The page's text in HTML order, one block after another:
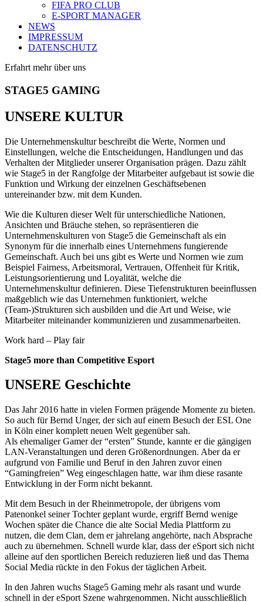
FIFA PRO CLUB
E-SPORT MANAGER
NEWS
IMPRESSUM
DATENSCHUTZ
Erfahrt mehr über uns
STAGE5 GAMING
UNSERE KULTUR
Die Unternehmenskultur beschreibt die Werte, Normen und
Einstellungen, welche die Entscheidungen, Handlungen und das
Verhalten der Mitglieder unserer Organisation prägen. Dazu zählt
wie Stage5 in der Rangfolge der Mitarbeiter aufgebaut ist sowie die
Funktion und Wirkung der einzelnen Geschäftsebenen
untereinander bzw. mit dem Kunden.
Wie die Kulturen dieser Welt für unterschiedliche Nationen,
Ansichten und Bräuche stehen, so repräsentieren die
Unternehmenskulturen von Stage5 die Gemeinschaft als ein
Synonym für die innerhalb eines Unternehmens fungierende
Gemeinschaft. Auch bei uns gibt es Werte und Normen wie zum
Beispiel Fairness, Arbeitsmoral, Vertrauen, Offenheit für Kritik,
Leistungsorientierung und Loyalität, welche die
Unternehmenskultur definieren. Diese Tiefenstrukturen beeinflussen
maßgeblich wie das Unternehmen funktioniert, welche
(Team-)Strukturen sich ausbilden und die Art und Weise, wie
Mitarbeiter miteinander kommunizieren und zusammenarbeiten.
Work hard – Play fair
Stage5 more than Competitive Esport
UNSERE Geschichte
Das Jahr 2016 hatte in vielen Formen prägende Momente zu bieten.
So auch für Bernd Unger, der sich auf einem Besuch der ESL One
in Köln einer komplett neuen Welt gegenüber sah.
Als ehemaliger Gamer der “ersten” Stunde, kannte er die gängigen
LAN-Veranstaltungen und deren Größenordnungen. Aber da er
aufgrund von Familie und Beruf in den Jahren zuvor einen
“Gamingfreien” Weg eingeschlagen hatte, war ihm diese rasante
Entwicklung in der Form nicht bekannt.
Mit dem Besuch in der Rheinmetropole, der übrigens vom
Patenonkel seiner Tochter geplant wurde, ergriff Bernd wenige
Wochen später die Chance die alte Social Media Plattform zu
nutzen, die dem Clan, dem er jahrelang angehörte, nach Absprache
auch zu übernehmen. Schnell wurde klar, dass der eSport sich nicht
alleine auf den sportlichen Bereich reduzieren ließ und das Thema
Social Media rückte in den Fokus der täglichen Arbeit.
In den Jahren wuchs Stage5 Gaming mehr als rasant und wurde
schnell in der eSport Szene wahrgenommen. Nicht ausschließlich